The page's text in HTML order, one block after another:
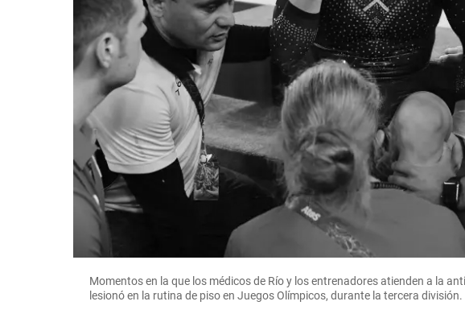
Momentos en la que los médicos de Río y los entrenadores atienden a la
lesionó en la rutina de piso en Juegos Olímpicos, durante la tercera división.